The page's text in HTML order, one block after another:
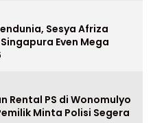
Sesya Afriza
Even Mega
Rental PS di Wonomulyo
Minta Polisi Segera